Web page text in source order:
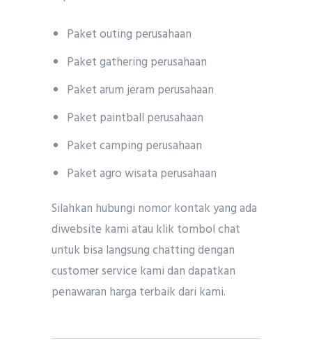
Paket outing perusahaan
Paket gathering perusahaan
Paket arum jeram perusahaan
Paket paintball perusahaan
Paket camping perusahaan
Paket agro wisata perusahaan
Silahkan hubungi nomor kontak yang ada
diwebsite kami atau klik tombol chat
untuk bisa langsung chatting dengan
customer service kami dan dapatkan
penawaran harga terbaik dari kami.